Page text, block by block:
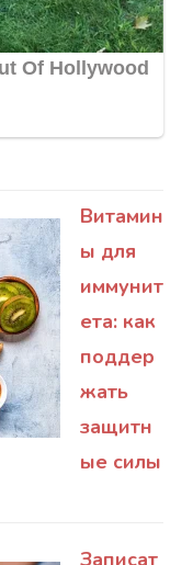
Витамин
ы для
иммунит
ета: как
поддер
жать
защитн
ые силы